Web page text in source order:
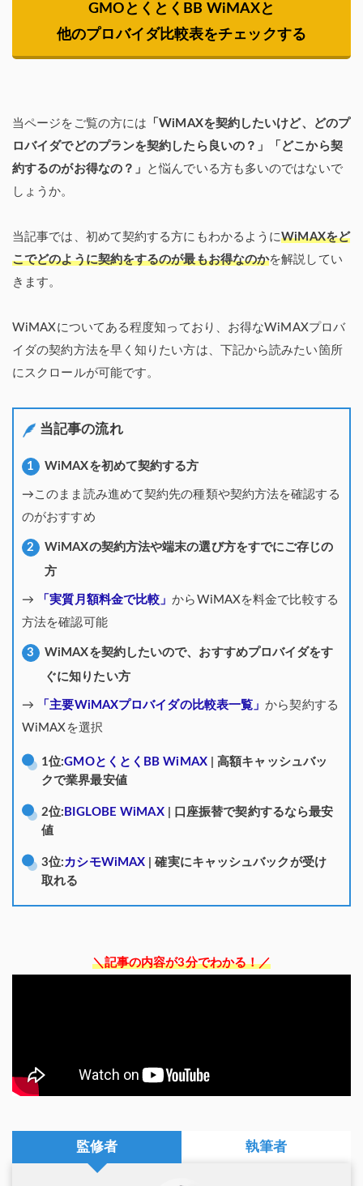
GMOとくとくBB WiMAXと
他のプロバイダ比較表をチェックする
当ページをご覧の方には 「WiMAXを契約したいけど、どのプ
ロバイダでどのプランを契約したら良いの？」「どこから契
約するのがお得なの？」
と悩んでいる方も多いのではないで
しょうか。
当記事では、初めて契約する方にもわかるようにWiMAXをど
こでどのように契約をするのが最もお得なのかを解説してい
きます。
WiMAXについてある程度知っており、お得なWiMAXプロバ
イダの契約方法を早く知りたい方は、下記から読みたい箇所
にスクロールが可能です。
当記事の流れ
WiMAXを初めて契約する方
→このまま読み進めて契約先の種類や契約方法を確認する
のがおすすめ
WiMAXの契約方法や端末の選び方をすでにご存じの
方
→ 「実質月額料金で比較」からWiMAXを料金で比較する
方法を確認可能
WiMAXを契約したいので、おすすめプロバイダをす
ぐに知りたい方
→ 「主要WiMAXプロバイダの比較表一覧」から契約する
WiMAXを選択
1位:GMOとくとくBB WiMAX| 高額キャッシュバッ
クで業界最安値
2位: BIGLOBE WiMAX| 口座振替で契約するなら最安
値
3位: カシモWiMAX | 確実にキャッシュバックが受け
取れる
＼記事の内容が3分でわかる！／
監修者 執筆者